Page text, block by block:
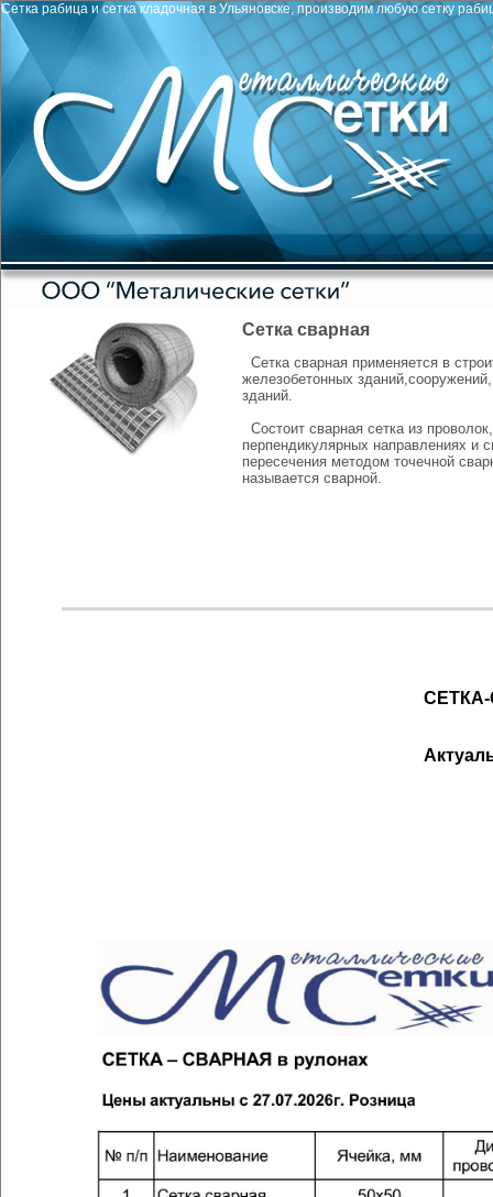
Сетка рабица исетка кладочная в Ульяновске, производим любую сетку
Сетка сварная
Сетка сварная применяется в
железобетонных
зданий.
Состоит сварная сетка из
перпендикулярных направлениях и
пересечения методом точечной
называется сварной.
СЕТКА-